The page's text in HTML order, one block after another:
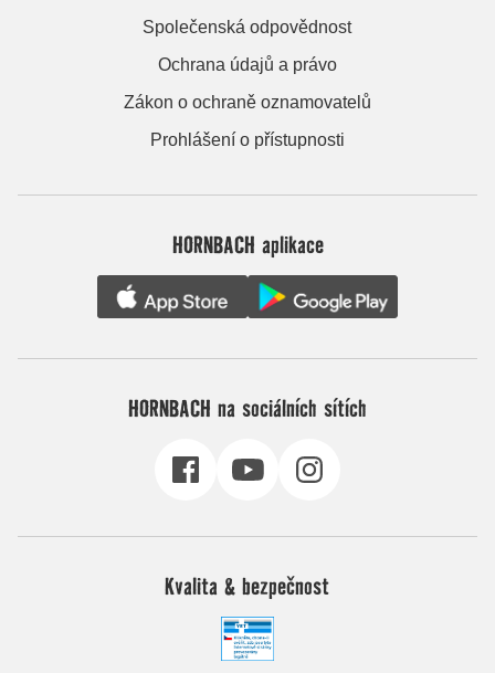
Společenská odpovědnost
Ochrana údajů a právo
Zákon o ochraně oznamovatelů
Prohlášení o přístupnosti
HORNBACH aplikace
HORNBACH na sociálních sítích
Kvalita & bezpečnost